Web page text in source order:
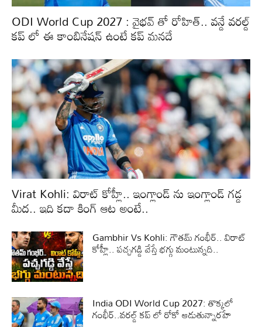
ODI World Cup 2027 : వైభవ్ తో రోహిత్.. వన్డే వరల్డ్
కప్ లో ఈ కాంబినేషన్ ఉంటే కప్ మనదే
Virat Kohli: విరాట్ కోహ్లీ.. ఇంగ్లాండ్ ను ఇంగ్లాండ్ గడ్డ
మీద.. ఇది కదా కింగ్ ఆట అంటే..
Gambhir Vs Kohli: గౌతమ్ గంభీర్.. విరాట్
కోహ్లీ.. పచ్చగడ్డి వేస్తే భగ్గు మంటున్నది..
India ODI World Cup 2027: తొక్కలో
గంభీర్..వరల్డ్ కప్ లో రోకో ఆడుతున్నారహే